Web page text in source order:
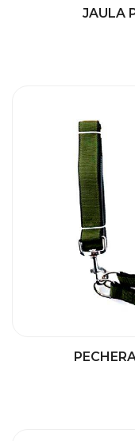
JAULA